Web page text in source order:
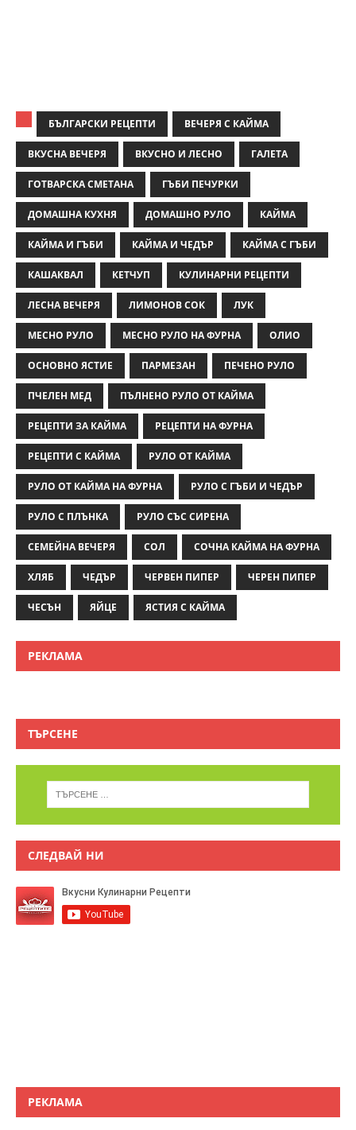
БЪЛГАРСКИ РЕЦЕПТИ ВЕЧЕРЯ С КАЙМА
ВКУСНА ВЕЧЕРЯ ВКУСНО И ЛЕСНО ГАЛЕТА
ГОТВАРСКА СМЕТАНА ГЪБИ ПЕЧУРКИ
ДОМАШНА КУХНЯ ДОМАШНО РУЛО КАЙМА
КАЙМА И ГЪБИ КАЙМА И ЧЕДЪР КАЙМА С ГЪБИ
КАШАКВАЛ КЕТЧУП КУЛИНАРНИ РЕЦЕПТИ
ЛЕСНА ВЕЧЕРЯ ЛИМОНОВ СОК ЛУК
МЕСНО РУЛО МЕСНО РУЛО НА ФУРНА ОЛИО
ОСНОВНО ЯСТИЕ ПАРМЕЗАН ПЕЧЕНО РУЛО
ПЧЕЛЕН МЕД ПЪЛНЕНО РУЛО ОТ КАЙМА
РЕЦЕПТИ ЗА КАЙМА РЕЦЕПТИ НА ФУРНА
РЕЦЕПТИ С КАЙМА РУЛО ОТ КАЙМА
РУЛО ОТ КАЙМА НА ФУРНА РУЛО С ГЪБИ И ЧЕДЪР
РУЛО С ПЛЪНКА РУЛО СЪС СИРЕНА
СЕМЕЙНА ВЕЧЕРЯ СОЛ СОЧНА КАЙМА НА ФУРНА
ХЛЯБ ЧЕДЪР ЧЕРВЕН ПИПЕР ЧЕРЕН ПИПЕР
ЧЕСЪН ЯЙЦЕ ЯСТИЯ С КАЙМА
РЕКЛАМА
ТЪРСЕНЕ
СЛЕДВАЙ НИ
РЕКЛАМА